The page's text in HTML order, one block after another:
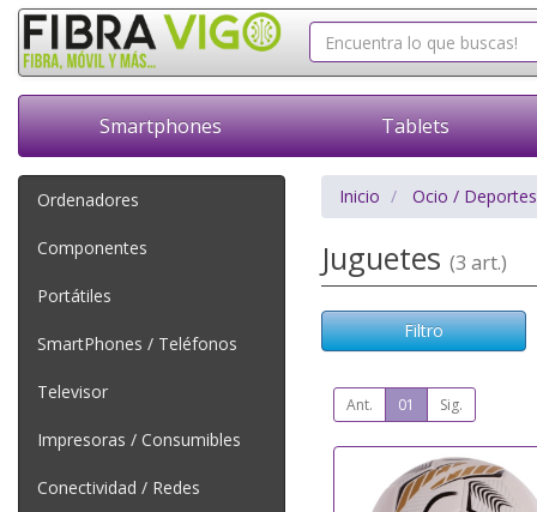
Smartphones Tablets
Ordenadores
Componentes
Portátiles
SmartPhones / Teléfonos
Televisor
Impresoras / Consumibles
Conectividad / Redes
Inicio Ocio /
Juguetes (3 art.)
Filtro
Ant. 01 Sig.